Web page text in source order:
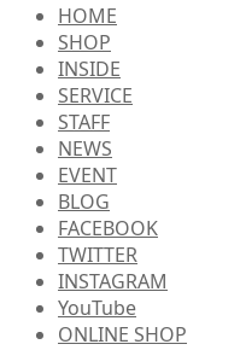
HOME
SHOP
INSIDE
SERVICE
STAFF
NEWS
EVENT
BLOG
FACEBOOK
TWITTER
INSTAGRAM
YouTube
ONLINE SHOP